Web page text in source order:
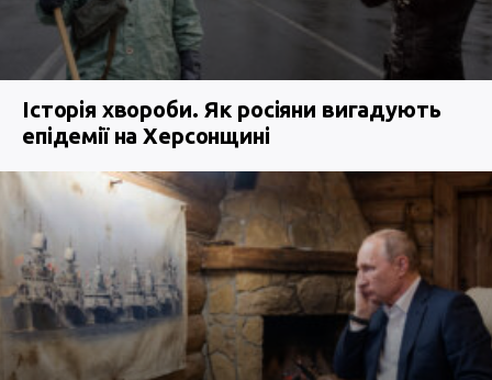
Історія хвороби. Як росіяни вигадують
епідемії на Херсонщині